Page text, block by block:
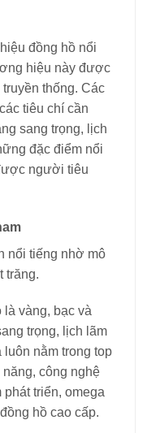
đồng hồ nổi
hiệu này được
thống. Các
tiêu chí cần
sang trọng, lịch
đặc điểm nổi
người tiêu
nổi tiếng nhờ mô
trăng.
vàng, bạc và
trọng, lịch lãm
nằm trong top
công nghệ
triển, omega
hồ cao cấp.